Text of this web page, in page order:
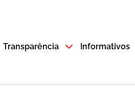
Transparência Informativos